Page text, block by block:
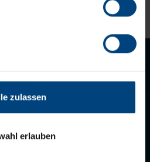
zulassen
erlauben
IN TOUCH